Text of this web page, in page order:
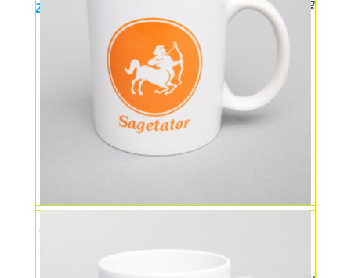
25,00
Cana ceramica cu semne zodiacale –